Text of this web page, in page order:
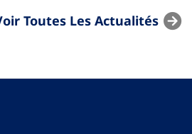
Toutes Les Actualités